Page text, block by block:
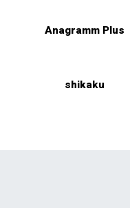
Anagramm Plus
shikaku